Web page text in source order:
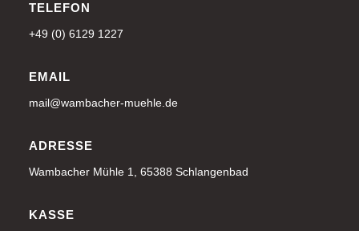
TELEFON
+49 (0) 6129 1227
EMAIL
mail@wambacher-muehle.de
ADRESSE
Wambacher Mühle 1, 65388 Schlangenbad
KASSE